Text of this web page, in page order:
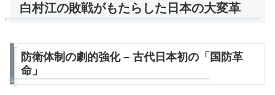
白村江の敗戦がもたらした日本の大変革
防衛体制の劇的強化 – 古代日本初の「国防革
命」